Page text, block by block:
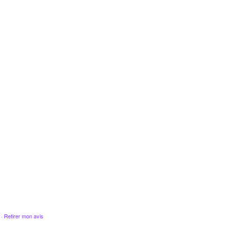
· Retirer mon avis